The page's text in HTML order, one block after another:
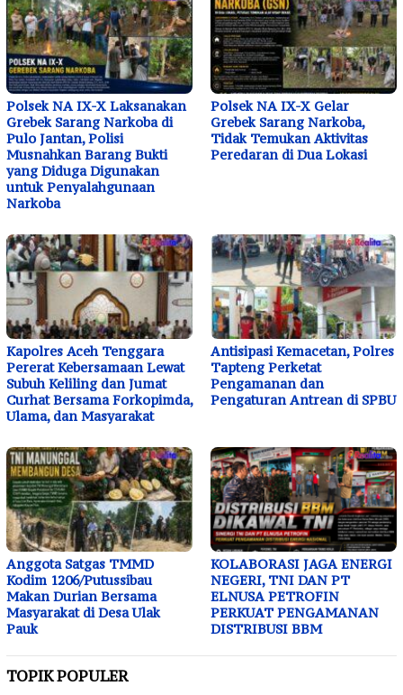
Polsek NA IX-X Laksanakan
Grebek Sarang Narkoba di
Pulo Jantan, Polisi
Musnahkan Barang Bukti
yang Diduga Digunakan
untuk Penyalahgunaan
Narkoba
Polsek NA IX-X Gelar
Grebek Sarang Narkoba,
Tidak Temukan Aktivitas
Peredaran di Dua Lokasi
Kapolres Aceh Tenggara
Pererat Kebersamaan Lewat
Subuh Keliling dan Jumat
Curhat Bersama Forkopimda,
Ulama, dan Masyarakat
Antisipasi Kemacetan, Polres
Tapteng Perketat
Pengamanan dan
Pengaturan Antrean di SPBU
Anggota Satgas TMMD
Kodim 1206/Putussibau
Makan Durian Bersama
Masyarakat di Desa Ulak
Pauk
KOLABORASI JAGA ENERGI
NEGERI, TNI DAN PT
ELNUSA PETROFIN
PERKUAT PENGAMANAN
DISTRIBUSI BBM
TOPIK POPULER